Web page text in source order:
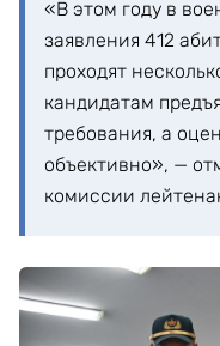
«В этом году в
заявления 412
проходят
кандидатам
требования, а
объективно», —
комиссии